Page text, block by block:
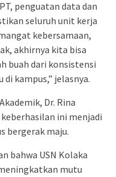
penguatan data dan
seluruh unit kerja
kebersamaan,
akhirnya kita bisa
buah dari konsistensi
kampus,” jelasnya.
Dr. Rina
keberhasilan ini menjadi
bergerak maju.
bahwa USN Kolaka
mutu